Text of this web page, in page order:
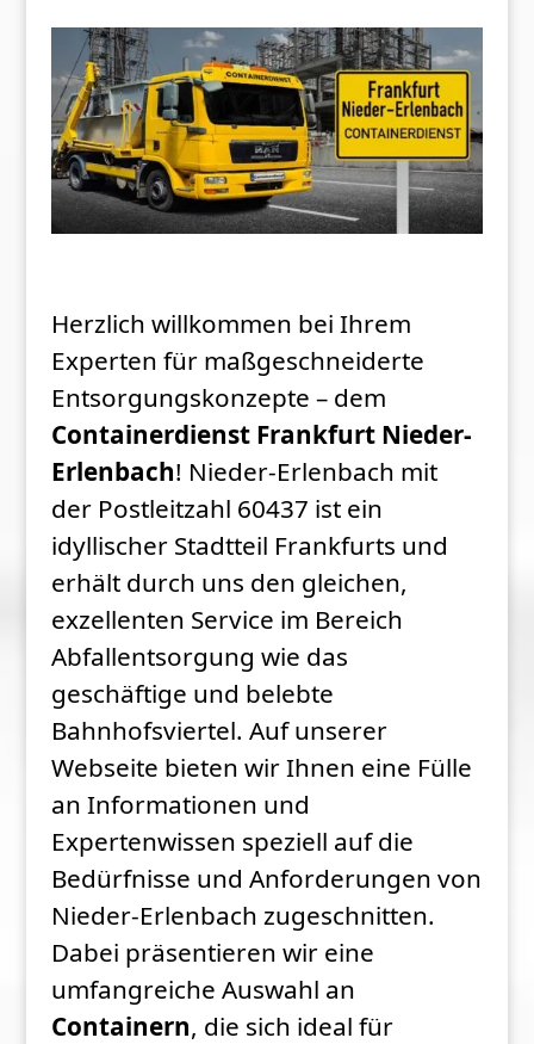
Herzlich willkommen bei Ihrem
Experten für maßgeschneiderte
Entsorgungskonzepte – dem
Containerdienst Frankfurt Nieder-
Erlenbach! Nieder-Erlenbach mit
der Postleitzahl 60437 ist ein
idyllischer Stadtteil Frankfurts und
erhält durch uns den gleichen,
exzellenten Service im Bereich
Abfallentsorgung wie das
geschäftige und belebte
Bahnhofsviertel. Auf unserer
Webseite bieten wir Ihnen eine Fülle
an Informationen und
Expertenwissen speziell auf die
Bedürfnisse und Anforderungen von
Nieder-Erlenbach zugeschnitten.
Dabei präsentieren wir eine
umfangreiche Auswahl an
Containern, die sich ideal für